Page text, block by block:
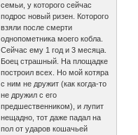
семьи, у которого сейчас
подрос новый ризен. Которого
взяли после смерти
однопометника моего кобла.
Сейчас ему 1 год и 3 месяца.
Боец страшный. На площадке
построил всех. Но мой котяра
с ним не дружит (как когда-то
не дружил с его
предшественником), и лупит
нещадно, тот даже падал на
пол от ударов кошачьей